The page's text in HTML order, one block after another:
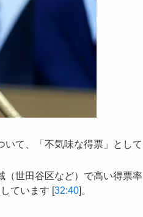
いて、「不気味な得票」として
（世田谷区など）で高い得票率
ています [32:40]。